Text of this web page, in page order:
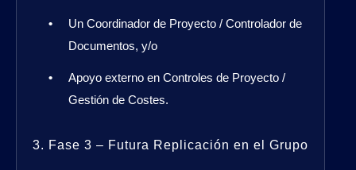
Un Coordinador de Proyecto / Controlador de
Documentos, y/o
Apoyo externo en Controles de Proyecto /
Gestión de Costes.
3. Fase 3 – Futura Replicación en el Grupo